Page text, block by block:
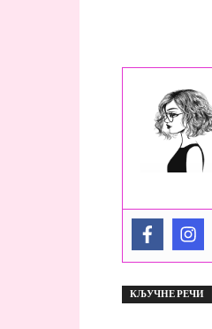
КЉУЧНЕ РЕЧИ